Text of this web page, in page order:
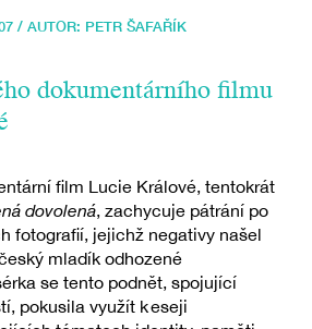
/ AUTOR: PETR ŠAFAŘÍK
dokumentárního filmu
film Lucie Králové, tentokrát
dovolená, zachycuje pátrání po
fotografií, jejichž negativy našel
mladík odhozené
se tento podnět, spojující
pokusila využít k eseji